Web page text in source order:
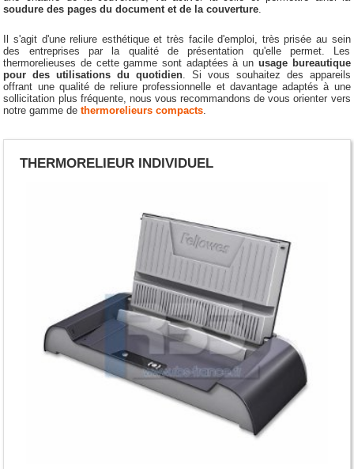
soudure des pages du document et de la couverture
Il s'agit d'une reliure esthétique et très facile d'emploi, très prisée au sein
des entreprises par la qualité de présentation qu'elle permet. Les
thermorelieuses de cette gamme sont adaptées à un usage bureautique
pour des utilisations du quotidien . Si vous souhaitez des appareils
offrant une qualité de reliure professionnelle et davantage adaptés à une
sollicitation plus fréquente, nous vous recommandons de vous orienter vers
notre gamme dethermorelieurs compacts
THERMORELIEUR INDIVIDUEL